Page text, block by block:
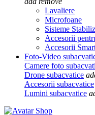
Lavaliere
Microfoane
Sisteme
Accesorii
Accesorii
Foto-Video
Camere foto
Drone subacvatice
Accesorii subacvatice
Lumini subacvatice